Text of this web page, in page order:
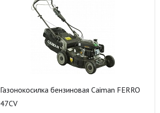
Газонокосилка бензиновая Caiman FERRO
47CV